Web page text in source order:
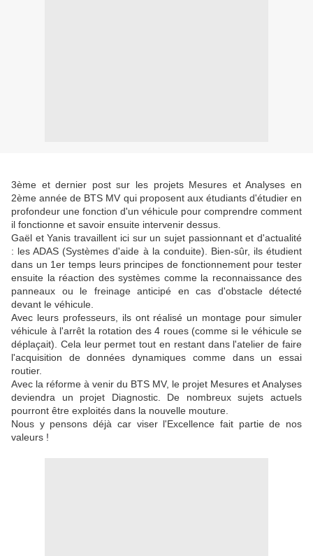
3ème et dernier post sur les projets Mesures et Analyses en
2ème année de BTS MV qui proposent aux étudiants d'étudier en
profondeur une fonction d'un véhicule pour comprendre comment
il fonctionne et savoir ensuite intervenir dessus.
Gaël et Yanis travaillent ici sur un sujet passionnant et d'actualité
: les ADAS (Systèmes d'aide à la conduite). Bien-sûr, ils étudient
dans un 1er temps leurs principes de fonctionnement pour tester
ensuite la réaction des systèmes comme la reconnaissance des
panneaux ou le freinage anticipé en cas d'obstacle détecté
devant le véhicule.
Avec leurs professeurs, ils ont réalisé un montage pour simuler
véhicule à l'arrêt la rotation des 4 roues (comme si le véhicule se
déplaçait). Cela leur permet tout en restant dans l'atelier de faire
l'acquisition de données dynamiques comme dans un essai
routier.
Avec la réforme à venir du BTS MV, le projet Mesures et Analyses
deviendra un projet Diagnostic. De nombreux sujets actuels
pourront être exploités dans la nouvelle mouture.
Nous y pensons déjà car viser l'Excellence fait partie de nos
valeurs !